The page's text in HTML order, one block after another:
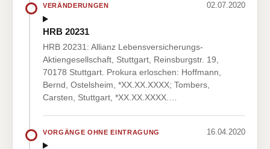
VERÄNDERUNGEN 02.07.2020
HRB 20231
HRB 20231: Allianz Lebensversicherungs-
Aktiengesellschaft, Stuttgart, Reinsburgstr. 19,
70178 Stuttgart. Prokura erloschen: Hoffmann,
Bernd, Ostelsheim, *XX.XX.XXXX; Tombers,
Carsten, Stuttgart, *XX.XX.XXXX.…
VORGÄNGE OHNE EINTRAGUNG 16.04.2020